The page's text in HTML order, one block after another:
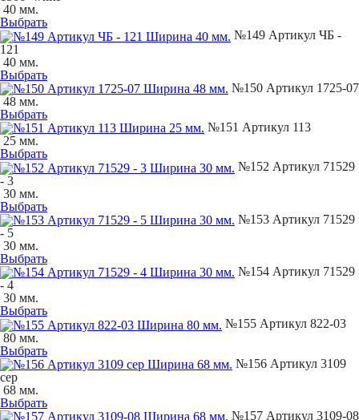
40 мм.
Выбрать
№149 Артикул ЧБ -
121
40 мм.
Выбрать
№150 Артикул 1725-07
48 мм.
Выбрать
№151 Артикул 113
25 мм.
Выбрать
№152 Артикул 71529
- 3
30 мм.
Выбрать
№153 Артикул 71529
- 5
30 мм.
Выбрать
№154 Артикул 71529
- 4
30 мм.
Выбрать
№155 Артикул 822-03
80 мм.
Выбрать
№156 Артикул 3109
сер
68 мм.
Выбрать
№157 Артикул 3109-08